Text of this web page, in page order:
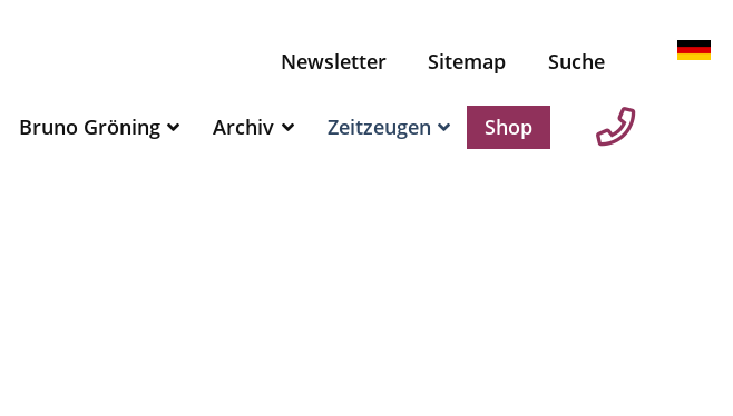
Newsletter Sitemap Suche
Bruno Gröning Archiv Zeitzeugen Shop